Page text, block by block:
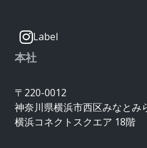
Label
本社
〒220-0012
神奈川県横浜市西区みなとみ
横浜コネクトスクエア 18階